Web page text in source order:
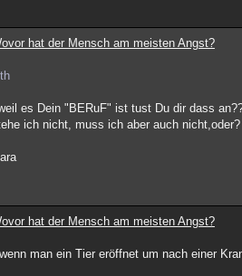
hat der Mensch am meisten Angst?
es Dein "BERuF" ist tust Du dir dass
ich nicht, muss ich aber auch
hat der Mensch am meisten Angst?
man ein Tier eröffnet um nach einer